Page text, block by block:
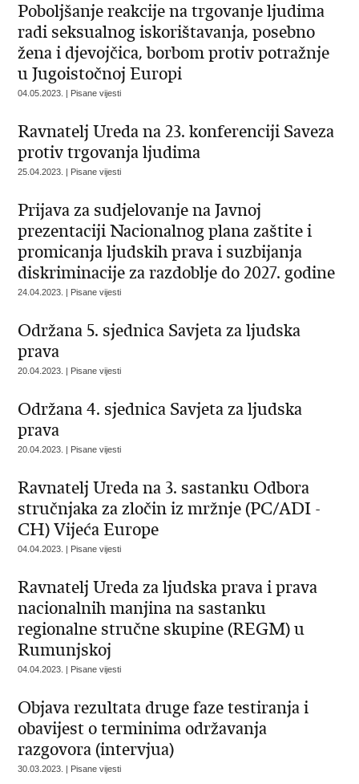
Poboljšanje reakcije na trgovanje ljudima
radi seksualnog iskorištavanja, posebno
žena i djevojčica, borbom protiv potražnje
u Jugoistočnoj Europi
04.05.2023. | Pisane vijesti
Ravnatelj Ureda na 23. konferenciji Saveza
protiv trgovanja ljudima
25.04.2023. | Pisane vijesti
Prijava za sudjelovanje na Javnoj
prezentaciji Nacionalnog plana zaštite i
promicanja ljudskih prava i suzbijanja
diskriminacije za razdoblje do 2027. godine
24.04.2023. | Pisane vijesti
Održana 5. sjednica Savjeta za ljudska
prava
20.04.2023. | Pisane vijesti
Održana 4. sjednica Savjeta za ljudska
prava
20.04.2023. | Pisane vijesti
Ravnatelj Ureda na 3. sastanku Odbora
stručnjaka za zločin iz mržnje (PC/ADI -
CH) Vijeća Europe
04.04.2023. | Pisane vijesti
Ravnatelj Ureda za ljudska prava i prava
nacionalnih manjina na sastanku
regionalne stručne skupine (REGM) u
Rumunjskoj
04.04.2023. | Pisane vijesti
Objava rezultata druge faze testiranja i
obavijest o terminima održavanja
razgovora (intervjua)
30.03.2023. | Pisane vijesti